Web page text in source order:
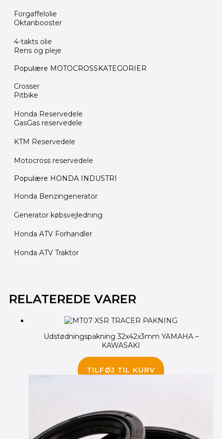
Forgaffelolie
Oktanbooster
4-takts olie
Rens og pleje
Populære MOTOCROSSKATEGORIER
Crosser
Pitbike
Honda Reservedele
GasGas reservedele
KTM Reservedele
Motocross reservedele
Populære HONDA INDUSTRI
Honda Benzingenerator
Generator købsvejledning
Honda ATV Forhandler
Honda ATV Traktor
RELATEREDE VARER
Udstødningspakning 32x42x3mm YAMAHA –
KAWASAKI
TILFØJ TIL KURV